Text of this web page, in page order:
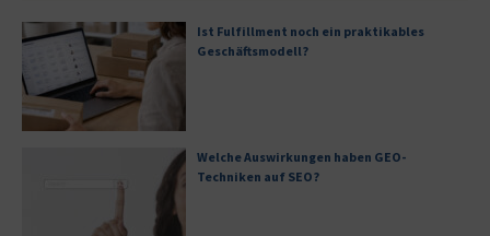
Ist Fulfillment noch ein praktikables
Geschäftsmodell?
Welche Auswirkungen haben GEO-
Techniken auf SEO?